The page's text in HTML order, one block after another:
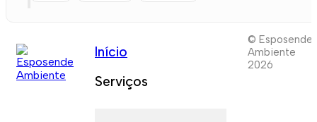
Início
Serviços
© Esposende
Ambiente
2026